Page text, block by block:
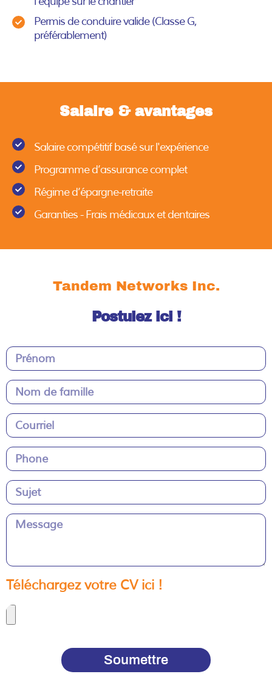
Permis de conduire valide (Classe G,
préférablement)
Salaire & avantages
Salaire compétitif basé sur l'expérience
Programme d’assurance complet
Régime d’épargne-retraite
Garanties - Frais médicaux et dentaires
Tandem Networks Inc.
Postulez ici !
Téléchargez votre CV ici !
Soumettre